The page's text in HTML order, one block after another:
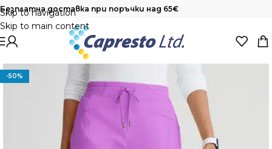
Skip to navigation
Skip to main content
Безплатна доставка при поръчки над 65€
-50%